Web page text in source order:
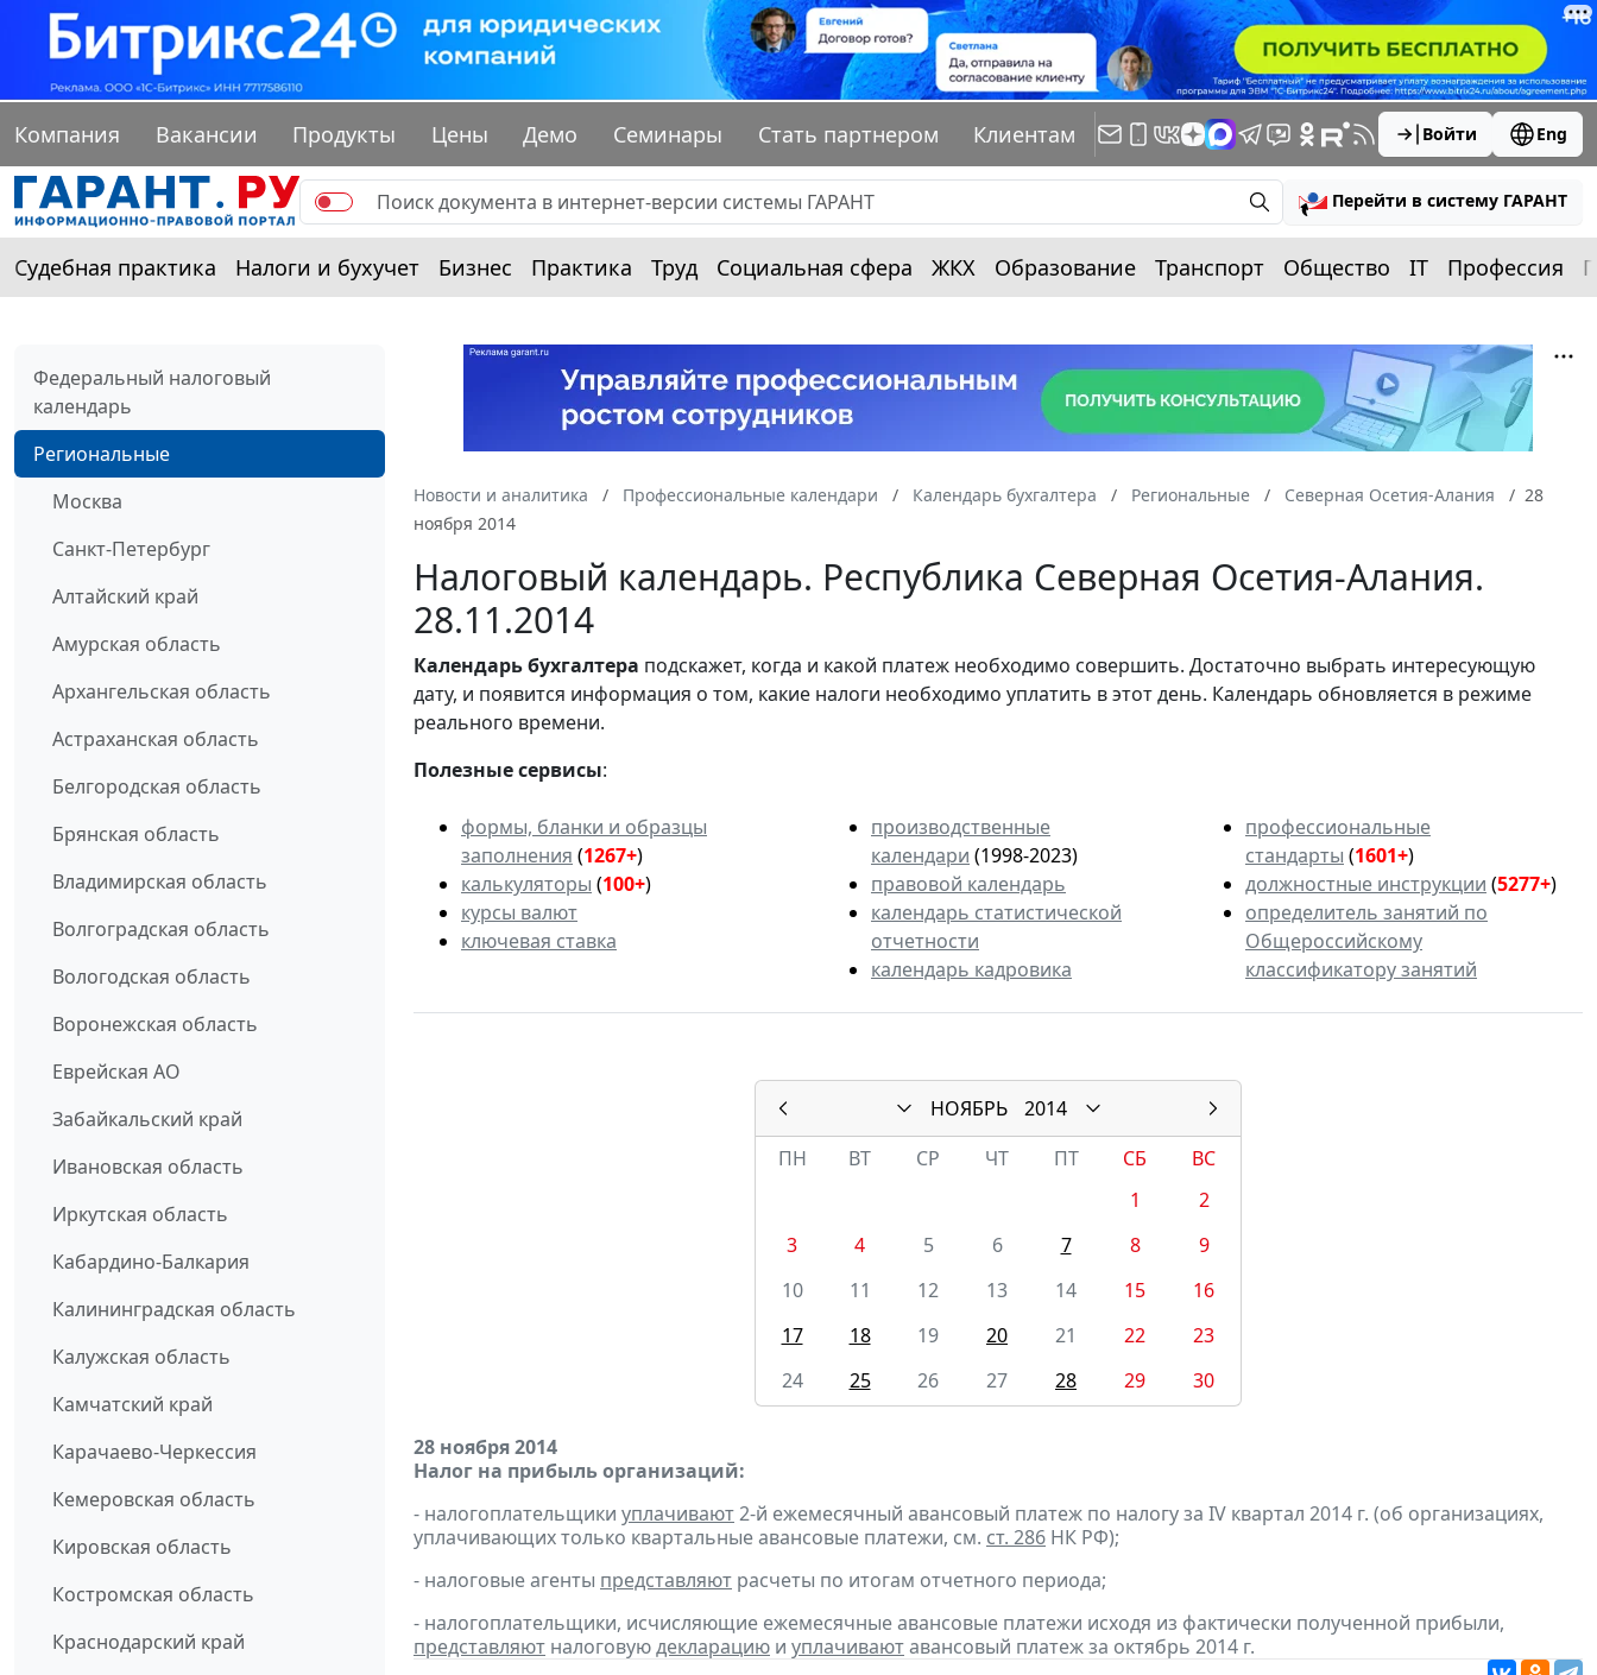
Компания Вакансии Продукты Цены Демо Семинары Стать партнером Клиентам Войти Eng
Перейти в систему ГАРАНТ
Судебная практика Налоги и бухучет Бизнес Практика Труд Социальная сфера ЖКХ Образование Транспорт Общество IT Профессия
Федеральный налоговый
календарь
Региональные
Москва
Санкт-Петербург
Алтайский край
Амурская область
Архангельская область
Астраханская область
Белгородская область
Брянская область
Владимирская область
Волгоградская область
Вологодская область
Воронежская область
Еврейская АО
Забайкальский край
Ивановская область
Иркутская область
Кабардино-Балкария
Калининградская область
Калужская область
Камчатский край
Карачаево-Черкессия
Кемеровская область
Кировская область
Костромская область
Краснодарский край
Новости и аналитика Профессиональные календари Календарь бухгалтера Региональные Северная Осетия-Алания
28
ноября 2014
Налоговый календарь. Республика Северная Осетия-Алания.
28.11.2014
Календарьбухгалтера подскажет, когда и какой платеж необходимо совершить. Достаточно выбрать интересующую
дату, и появится информация о том, какие налоги необходимо уплатить в этот день. Календарь обновляется в режиме
реального времени.
Полезные сервисы:
формы, бланки и образцы
заполнения (1267+)
калькуляторы (100+)
курсы валют
ключевая ставка
производственные
календари (1998-2023)
правовой календарь
календарь статистической
отчетности
календарь кадровика
профессиональные
стандарты (1601+)
должностные инструкции (5277+)
определитель занятий по
Общероссийскому
классификатору занятий
НОЯБРЬ
2014
ПН
ВТ СР ЧТ ПТ СБ
ВС
1
2
3
4 5 6 7 8
9
10
11 12 13 14 15
16
17
18 19 20 21 22
23
24
25 26 27 28 29 30
28 ноября 2014
Налог на прибыль организаций:
- налогоплательщики уплачивают2-й ежемесячный авансовый платеж по налогу за IV квартал 2014 г. (об организациях,
уплачивающих только квартальные авансовые платежи, см. ст. 286 НК РФ);
- налоговые агенты представляют расчеты по итогам отчетного периода;
- налогоплательщики, исчисляющие ежемесячные авансовые платежи исходя из фактически полученной прибыли,
представляют налоговуюдекларацию и уплачиваютавансовый платеж за октябрь 2014 г.